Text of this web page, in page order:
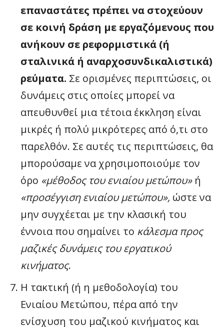
επαναστάτες πρέπει να στοχεύουν
σε κοινή δράση με εργαζόμενους που
ανήκουν σε ρεφορμιστικά (ή
σταλινικά ή αναρχοσυνδικαλιστικά)
ρεύματα. Σε ορισμένες περιπτώσεις, οι
δυνάμεις στις οποίες μπορεί να
απευθυνθεί μια τέτοια έκκληση είναι
μικρές ή πολύ μικρότερες από ό,τι στο
παρελθόν. Σε αυτές τις περιπτώσεις, θα
μπορούσαμε να χρησιμοποιούμε τον
όρο «μέθοδος του ενιαίου μετώπου»ή
«προσέγγιση ενιαίου μετώπου», ώστε να
μην συγχέεται με την κλασική του
έννοια που σημαίνει το κάλεσμα προς
μαζικές δυνάμεις του εργατικού
κινήματος.
Η τακτική (ή η μεθοδολογία) του
Ενιαίου Μετώπου, πέρα ​​από την
ενίσχυση του μαζικού κινήματος και